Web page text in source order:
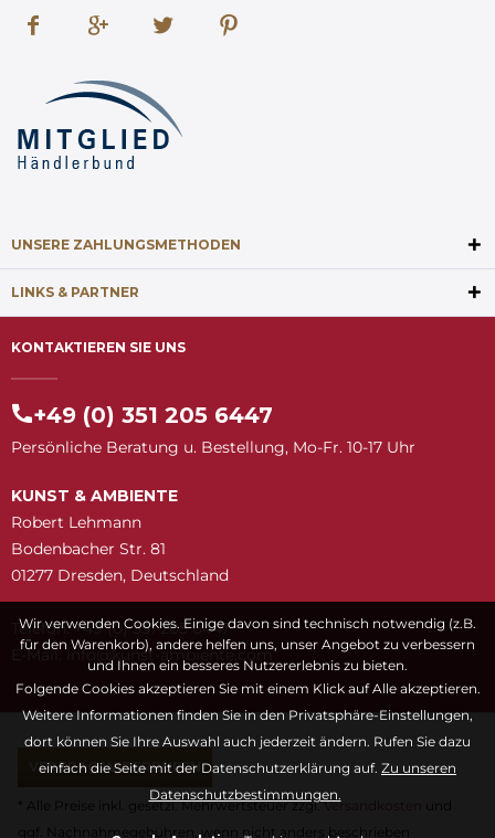
UNSERE ZAHLUNGSMETHODEN
LINKS & PARTNER
KONTAKTIEREN SIE UNS
+49 (0) 351 205 6447
Persönliche Beratung u. Bestellung, Mo-Fr. 10-17 Uhr
KUNST & AMBIENTE
Robert Lehmann
Bodenbacher Str. 81
01277 Dresden, Deutschland
Telefon: +49 (0) 351 205 6447
E-Mail:
moc.etneibma-t
snuk@ofni
VERTRAG WIDERRUFEN
* Alle Preise inkl. gesetzl. Mehrwertsteuer zzgl.Versandkosten
und
ggf. Nachnahmegebühren, wenn nicht anders beschrieben
Wir verwenden Cookies. Einige davon sind technisch notwendig (z.B.
für den Warenkorb), andere helfen uns, unser Angebot zu verbessern
und Ihnen ein besseres Nutzererlebnis zu bieten.
Folgende Cookies akzeptieren Sie mit einem Klick auf Alle akzeptieren.
Weitere Informationen finden Sie in den Privatsphäre-Einstellungen,
dort können Sie Ihre Auswahl auch jederzeit ändern. Rufen Sie dazu
einfach die Seite mit der Datenschutzerklärung auf. Zu unseren
Datenschutzbestimmungen.